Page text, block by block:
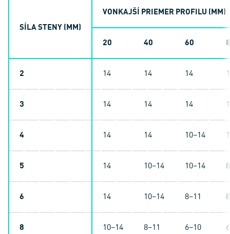
SÍLA STENY (MM)
VONKAJŠÍ PRIEMER PROFILU (MM)
20 40 60
2 14 14 14
3 14 14 14
4 14 14 10–14
5 14 10–14 10–14
6 14 10–14 8–11
8 10–14 8–11 6–10